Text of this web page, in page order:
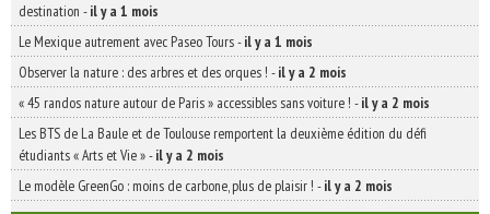
destination -il y a 1 mois
Le Mexique autrement avec Paseo Tours-il y a 1 mois
Observer la nature : des arbres et des orques ! -il y a 2 mois
« 45 randos nature autour de Paris » accessibles sans voiture ! -il y a 2 mois
Les BTS de La Baule et de Toulouse remportent la deuxième édition du défi
étudiants « Arts et Vie »-il y a 2 mois
Le modèle GreenGo : moins de carbone, plus de plaisir ! -il y a 2 mois